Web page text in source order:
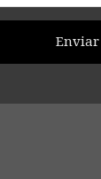
Enviar